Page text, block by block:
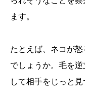
ます。
たとえば、ネコが
でしょうか。毛を
して相手をじっと見